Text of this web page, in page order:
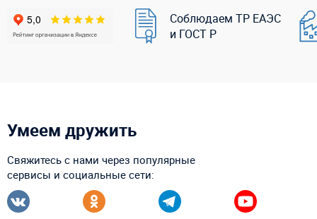
Соблюдаем ТР ЕАЭС
и ГОСТ Р
Умеем дружить
Свяжитесь с нами через популярные
сервисы и социальные сети: